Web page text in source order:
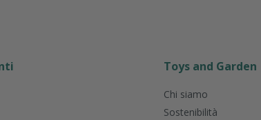
Toys and Garden
Chi siamo
Sostenibilità